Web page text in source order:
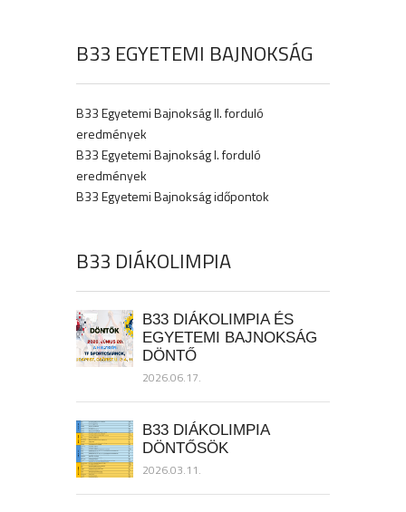
B33 EGYETEMI BAJNOKSÁG
B33 Egyetemi Bajnokság II. forduló
eredmények
B33 Egyetemi Bajnokság I. forduló
eredmények
B33 Egyetemi Bajnokság időpontok
B33 DIÁKOLIMPIA
B33 DIÁKOLIMPIA ÉS
EGYETEMI BAJNOKSÁG
DÖNTŐ
2026.06.17.
B33 DIÁKOLIMPIA
DÖNTŐSÖK
2026.03.11.